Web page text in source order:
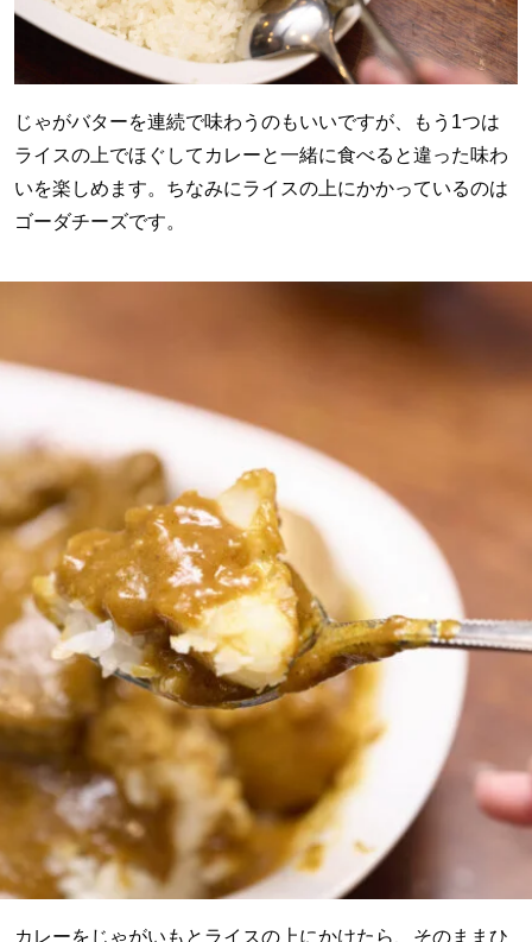
じゃがバターを連続で味わうのもいいですが、もう1つは
ライスの上でほぐしてカレーと一緒に食べると違った味わ
いを楽しめます。ちなみにライスの上にかかっているのは
ゴーダチーズです。
カレーをじゃがいもとライスの上にかけたら、そのままひ